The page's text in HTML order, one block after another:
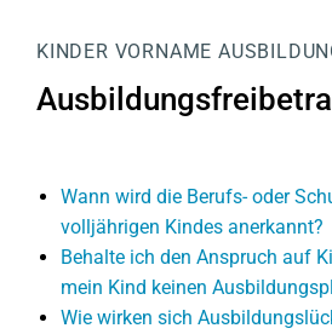
KINDER VORNAME
Wann wird die Berufs- oder
volljährigen Kindes anerkannt?
Behalte ich den Anspruch auf
mein Kind keinen
Wie wirken sich